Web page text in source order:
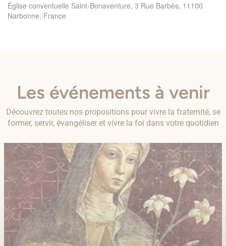
Église conventuelle Saint-Bonaventure, 3 Rue Barbès, 11100
Narbonne, France
Les événements à venir
Découvrez toutes nos propositions pour vivre la fraternité, se
former, servir, évangéliser et vivre la foi dans votre quotidien